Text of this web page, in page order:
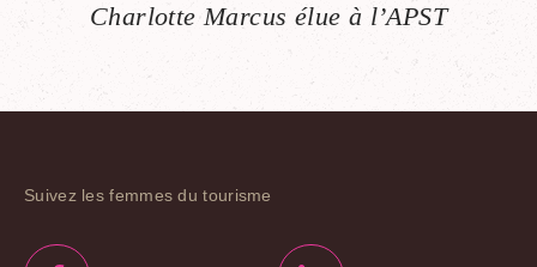
Charlotte Marcus élue à l’APST
Suivez les femmes du tourisme